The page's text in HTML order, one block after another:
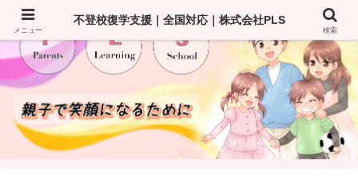
メニュー
不登校復学支援｜全国対応｜株式会社PLS
検索